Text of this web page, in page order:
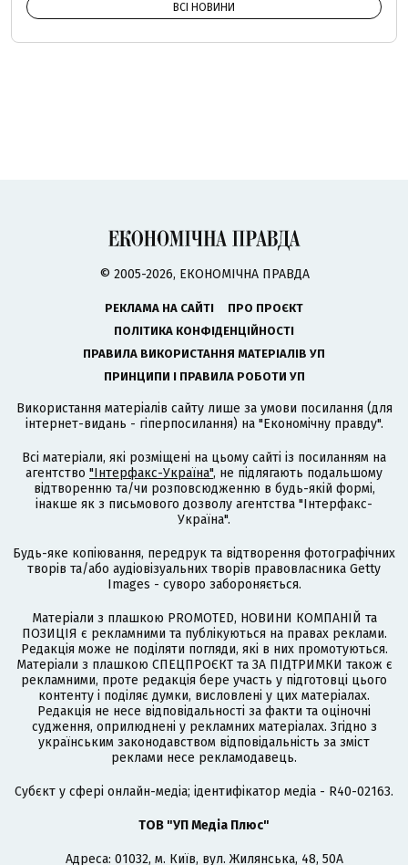
ВСІ НОВИНИ
© 2005-2026, ЕКОНОМІЧНА ПРАВДА
РЕКЛАМА НА САЙТІ
ПРО ПРОЄКТ
ПОЛІТИКА КОНФІДЕНЦІЙНОСТІ
ПРАВИЛА ВИКОРИСТАННЯ МАТЕРІАЛІВ УП
ПРИНЦИПИ І ПРАВИЛА РОБОТИ УП
Використання матеріалів сайту лише за умови посилання (для
інтернет-видань - гіперпосилання) на "Економічну правду".
Всі матеріали, які розміщені на цьому сайті із посиланням на
агентство "Інтерфакс-Україна", не підлягають подальшому
відтворенню та/чи розповсюдженню в будь-якій формі,
інакше як з письмового дозволу агентства "Інтерфакс-
Україна".
Будь-яке копіювання, передрук та відтворення фотографічних
творів та/або аудіовізуальних творів правовласника Getty
Images - суворо забороняється.
Матеріали з плашкою PROMOTED, НОВИНИ КОМПАНІЙ та
ПОЗИЦІЯ є рекламними та публікуються на правах реклами.
Редакція може не поділяти погляди, які в них промотуються.
Матеріали з плашкою СПЕЦПРОЄКТ та ЗА ПІДТРИМКИ також є
рекламними, проте редакція бере участь у підготовці цього
контенту і поділяє думки, висловлені у цих матеріалах.
Редакція не несе відповідальності за факти та оціночні
судження, оприлюднені у рекламних матеріалах. Згідно з
українським законодавством відповідальність за зміст
реклами несе рекламодавець.
Cубєкт у сфері онлайн-медіа; ідентифікатор медіа - R40-02163.
ТОВ "УП Медіа Плюс"
Адреса: 01032, м. Київ, вул. Жилянська, 48, 50А